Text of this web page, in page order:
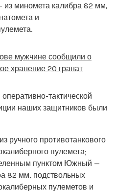
миномета калибра 82 мм,
и
мужчине сообщили о
хранение 20 гранат
тактической
наших защитников были
ручного противотанкового
пулемета;
пунктом Южный —
82 мм, подствольных
пулеметов и